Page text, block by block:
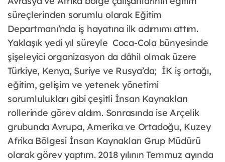
süreçlerinden sorumlu olarak Eğitim
Departmanı’nda iş hayatına ilk adımımı attım.
Yaklaşık yedi yıl süreyle Coca-Cola bünyesinde
şişeleyici organizasyon da dâhil olmak üzere
Türkiye, Kenya, Suriye ve Rusya’da; İK iş ortağı,
eğitim, gelişim ve yetenek yönetimi
sorumlulukları gibi çeşitli İnsan Kaynakları
rollerinde görev aldım. Sonrasında ise Arçelik
grubunda Avrupa, Amerika ve Ortadoğu, Kuzey
Afrika Bölgesi İnsan Kaynakları Grup Müdürü
olarak görev yaptım. 2018 yılının Temmuz ayında